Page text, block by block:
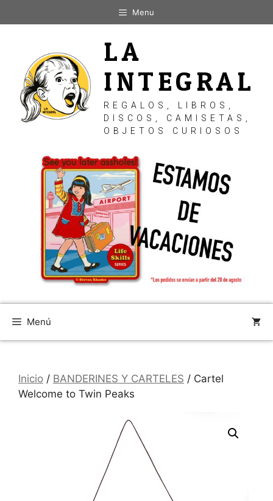
al
Menu
LA
INTEGRAL
REGALOS, LIBROS,
DISCOS, CAMISETAS,
OBJETOS CURIOSOS
Menú
Inicio / BANDERINES Y CARTELES / Cartel
Welcome to Twin Peaks